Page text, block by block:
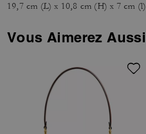
19,7 cm (L) x 10,8 cm (H) x 7 cm (l)
Vous Aimerez Aussi